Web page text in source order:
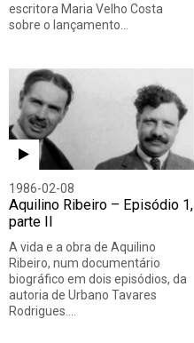
escritora Maria Velho Costa
sobre o lançamento…
1986-02-08
Aquilino Ribeiro – Episódio 1,
parte II
A vida e a obra de Aquilino
Ribeiro, num documentário
biográfico em dois episódios, da
autoria de Urbano Tavares
Rodrigues.…